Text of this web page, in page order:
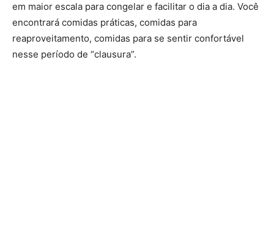
em maior escala para congelar e facilitar o dia a dia. Você
encontrará comidas práticas, comidas para
reaproveitamento, comidas para se sentir confortável
nesse período de “clausura”.